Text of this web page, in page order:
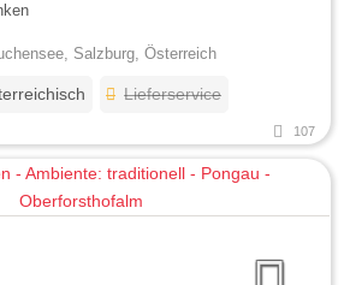
Salzburg, Österreich
Lieferservice
107